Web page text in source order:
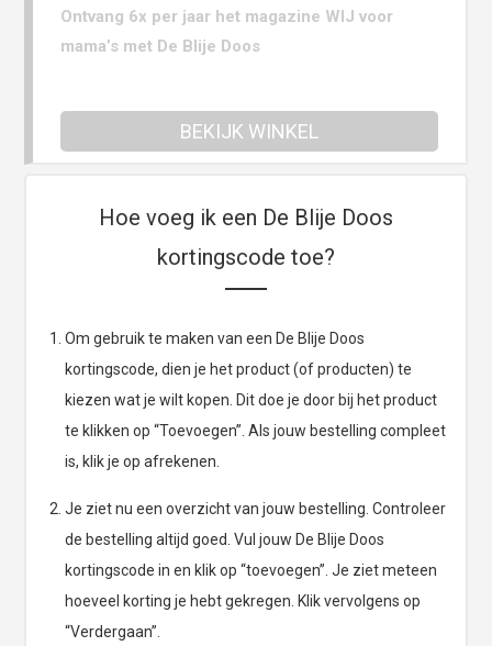
Ontvang 6x per jaar het magazine WIJ voor
mama’s met De Blije Doos
BEKIJK WINKEL
Hoe voeg ik een De Blije Doos
kortingscode toe?
Om gebruik te maken van een De Blije Doos
kortingscode, dien je het product (of producten) te
kiezen wat je wilt kopen. Dit doe je door bij het product
te klikken op “Toevoegen”. Als jouw bestelling compleet
is, klik je op afrekenen.
Je ziet nu een overzicht van jouw bestelling. Controleer
de bestelling altijd goed. Vul jouw De Blije Doos
kortingscode in en klik op “toevoegen”. Je ziet meteen
hoeveel korting je hebt gekregen. Klik vervolgens op
“Verdergaan”.